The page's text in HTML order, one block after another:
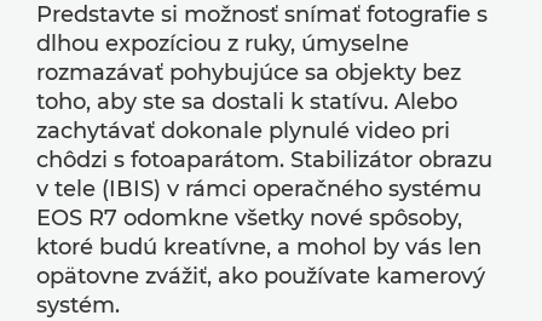
Predstavte si možnosť snímať fotografie s
dlhou expozíciou z ruky, úmyselne
rozmazávať pohybujúce sa objekty bez
toho, aby ste sa dostali k statívu. Alebo
zachytávať dokonale plynulé video pri
chôdzi s fotoaparátom. Stabilizátor obrazu
v tele (IBIS) v rámci operačného systému
EOS R7 odomkne všetky nové spôsoby,
ktoré budú kreatívne, a mohol by vás len
opätovne zvážiť, ako používate kamerový
systém.